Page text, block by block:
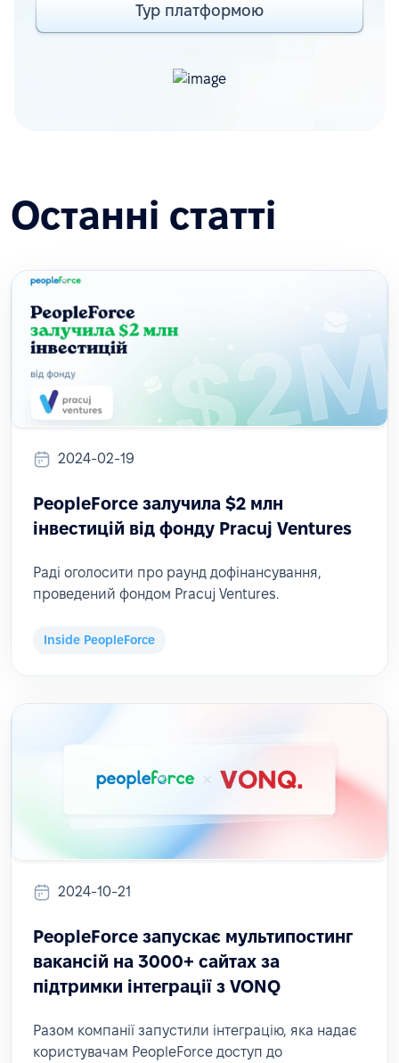
Тур платформою
Останні статті
2024-02-19
PeopleForce залучила $2 млн
інвестицій від фонду Pracuj Ventures
Раді оголосити про раунд дофінансування,
проведений фондом Pracuj Ventures.
Inside PeopleForce
2024-10-21
PeopleForce запускає мультипостинг
вакансій на 3000+ сайтах за
підтримки інтеграції з VONQ
Разом компанії запустили інтеграцію, яка надає
користувачам PeopleForce доступ до